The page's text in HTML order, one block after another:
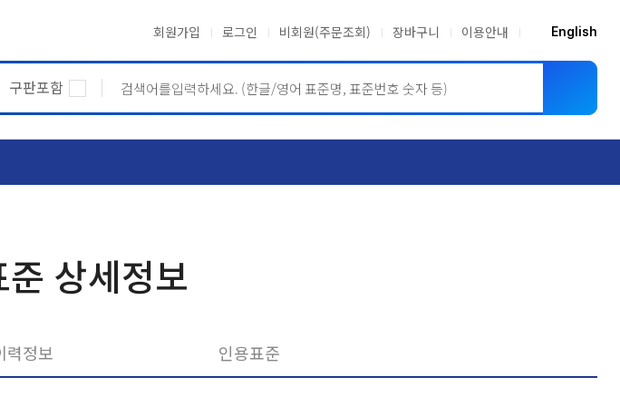
회원가입 로그인 비회원(주문조회) 장바구니 이용안내 English
구판포함
상세정보
력정보 인용표준